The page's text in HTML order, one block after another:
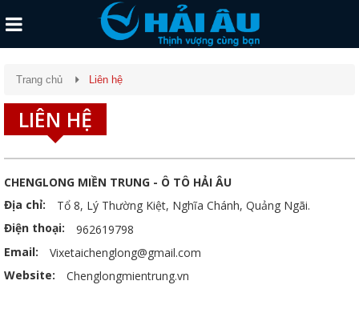
Trang chủ Liên hệ
LIÊN HỆ
CHENGLONG MIỀN TRUNG - Ô TÔ HẢI ÂU
Địa chỉ:
Tổ 8, Lý Thường Kiệt, Nghĩa Chánh, Quảng Ngãi.
Điện thoại:
962619798
Email:
Vixetaichenglong@gmail.com
Website:
Chenglongmientrung.vn